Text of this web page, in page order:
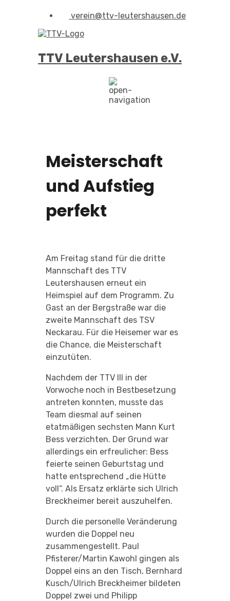
verein@ttv-leutershausen.de
TTV Leutershausen e.V.
Meisterschaft
und Aufstieg
perfekt
Am Freitag stand für die dritte
Mannschaft des TTV
Leutershausen erneut ein
Heimspiel auf dem Programm. Zu
Gast an der Bergstraße war die
zweite Mannschaft des TSV
Neckarau. Für die Heisemer war es
die Chance, die Meisterschaft
einzutüten.
Nachdem der TTV III in der
Vorwoche noch in Bestbesetzung
antreten konnten, musste das
Team diesmal auf seinen
etatmäßigen sechsten Mann Kurt
Bess verzichten. Der Grund war
allerdings ein erfreulicher: Bess
feierte seinen Geburtstag und
hatte entsprechend „die Hütte
voll“. Als Ersatz erklärte sich Ulrich
Breckheimer bereit auszuhelfen.
Durch die personelle Veränderung
wurden die Doppel neu
zusammengestellt. Paul
Pfisterer/Martin Kawohl gingen als
Doppel eins an den Tisch, Bernhard
Kusch/Ulrich Breckheimer bildeten
Doppel zwei und Philipp